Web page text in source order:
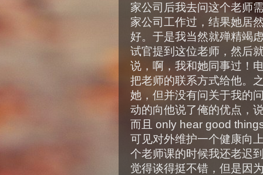
家公司后我去问这个老师
家公司工作过，结果她居
好。于是我当然就殚精竭
试官提到这位老师，然后
说，啊，我和她同事过！
把老师的联系方式给他。
她，但并没有问关于我的
动的向他说了俺的优点，
而且 only hear good
可见对外维护一个健康向
个老师课的时候我还老迟
觉得谈得挺不错，但是因